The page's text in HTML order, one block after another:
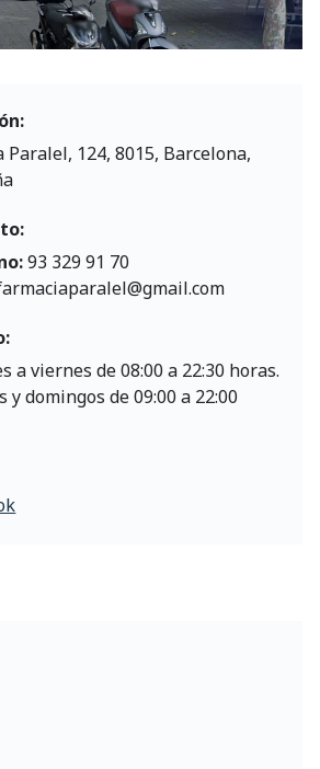
Paralel, 124, 8015, Barcelona,
93 329 91 70
a viernes de 08:00 a 22:30 horas.
y domingos de 09:00 a 22:00